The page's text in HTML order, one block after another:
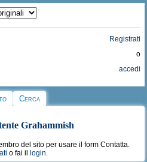
Registrati
o
accedi
Cerca
Grahammish
del sito per usare il form Contatta.
o fai il login.